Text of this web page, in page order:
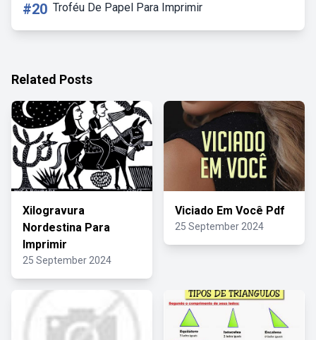
#20 Troféu De Papel Para Imprimir
Related Posts
Xilogravura
Nordestina Para
Imprimir
25 September 2024
Viciado Em Você Pdf
25 September 2024